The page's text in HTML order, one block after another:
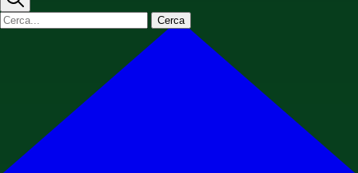
Cerca